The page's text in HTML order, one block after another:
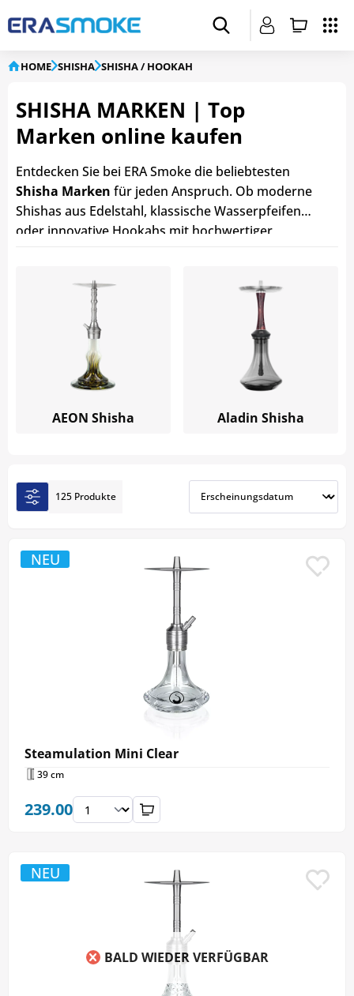
HOME SHISHA SHISHA / HOOKAH
SHISHA MARKEN | Top
Marken online kaufen
Entdecken Sie bei ERA Smoke die beliebtesten
Shisha Marken für jeden Anspruch. Ob moderne
Shishas aus Edelstahl, klassische Wasserpfeifen
oder innovative Hookahs mit hochwertiger
Preisen. Unsere Shisha Marken überzeugen durch
Qualität, Langlebigkeit, hervorragendes
Rauchverhalten und stilvolles Design. Egal, ob Sie
Einsteiger oder erfahrener Shisha Liebhaber sind,
bei uns finden Sie die passende Wasserpfeife für
entspannte Genussmomente.
AEON Shisha
Aladin Shisha
125 Produkte
Steamulation Mini Clear
39 cm
239.00
NEU
BALD WIEDER VERFÜGBAR
NEU